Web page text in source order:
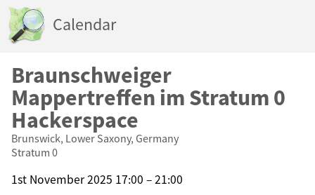
Calendar
Braunschweiger
Mappertreffen im Stratum 0
Hackerspace
Brunswick, Lower Saxony, Germany
Stratum 0
1st November 2025 17:00 – 21:00